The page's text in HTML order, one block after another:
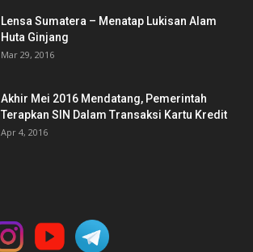
Lensa Sumatera – Menatap Lukisan Alam
Huta Ginjang
Mar 29, 2016
Akhir Mei 2016 Mendatang, Pemerintah
Terapkan SIN Dalam Transaksi Kartu Kredit
Apr 4, 2016